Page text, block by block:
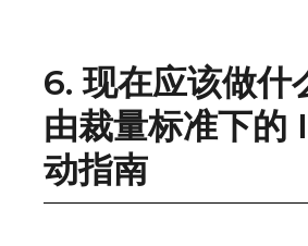
6. 现在应该做什
由裁量标准下的
动指南